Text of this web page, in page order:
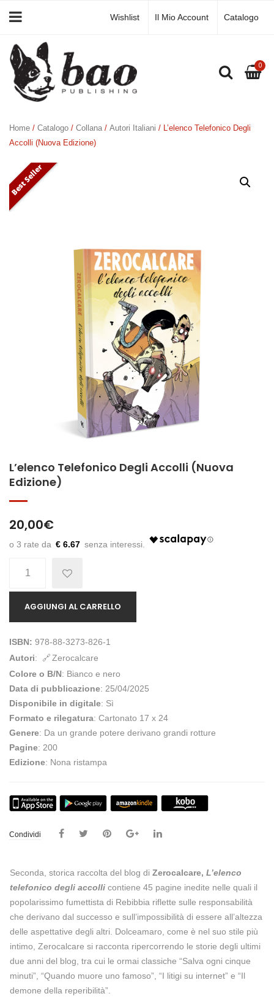
Wishlist Il Mio Account Catalogo
0
Home / Catalogo / Collana / Autori Italiani / L’elenco Telefonico Degli
Accolli (Nuova Edizione)
Best Seller
L’elenco Telefonico Degli Accolli (Nuova
Edizione)
20,00€
€ 6.67
AGGIUNGI AL CARRELLO
ISBN: 978-88-3273-826-1
Autori:
Zerocalcare
Colore o B/N: Bianco e nero
Data di pubblicazione: 25/04/2025
Disponibile in digitale: Sì
Formato e rilegatura: Cartonato 17 x 24
Genere: Da un grande potere derivano grandi rotture
Pagine: 200
Edizione: Nona ristampa
Condividi
Seconda, storica raccolta del blog di Zerocalcare, L’elenco
telefonico degli accolli contiene 45 pagine inedite nelle quali il
popolarissimo fumettista di Rebibbia riflette sulle responsabilità
che derivano dal successo e sull’impossibilità di essere all’altezza
delle aspettative degli altri. Dolceamaro, come è nel suo stile più
intimo, Zerocalcare si racconta ripercorrendo le storie degli ultimi
due anni del blog, tra cui le ormai classiche “Salva ogni cinque
minuti”, “Quando muore uno famoso”, “I litigi su internet” e “Il
demone della reperibilità”.